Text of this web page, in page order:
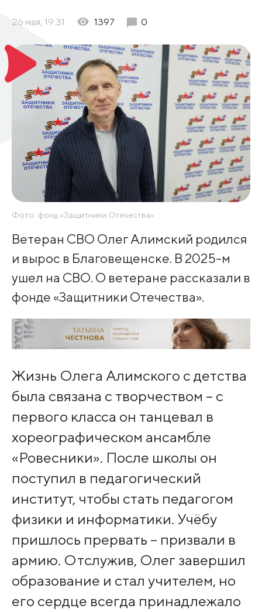
26 мая, 19:31 1397 0
Фото: фонд «Защитники Отечества»
Ветеран СВО Олег Алимский родился
и вырос в Благовещенске. В 2025-м
ушел на СВО. О ветеране рассказали в
фонде «Защитники Отечества».
Жизнь Олега Алимского с детства
была связана с творчеством – с
первого класса он танцевал в
хореографическом ансамбле
«Ровесники». После школы он
поступил в педагогический
институт, чтобы стать педагогом
физики и информатики. Учёбу
пришлось прервать – призвали в
армию. Отслужив, Олег завершил
образование и стал учителем, но
его сердце всегда принадлежало